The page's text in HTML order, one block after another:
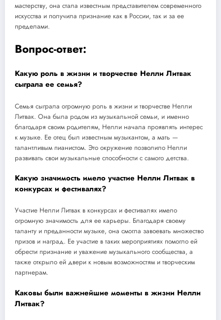
мастерству, она стала известным представителем современного
искусства и получила признание как в России, так и за ее
пределами.
Вопрос-ответ:
Какую роль в жизни и творчестве Нелли Литвак
сыграла ее семья?
Семья сыграла огромную роль в жизни и творчестве Нелли
Литвак. Она была родом из музыкальной семьи, и именно
благодаря своим родителям, Нелли начала проявлять интерес
к музыке. Ее отец был известным музыкантом, а мать —
талантливым пианистом. Это окружение позволило Нелли
развивать свои музыкальные способности с самого детства.
Какую значимость имело участие Нелли Литвак в
конкурсах и фестивалях?
Участие Нелли Литвак в конкурсах и фестивалях имело
огромную значимость для ее карьеры. Благодаря своему
таланту и преданности музыке, она смогла завоевать множество
призов и наград. Ее участие в таких мероприятиях помогло ей
обрести признание и уважение музыкального сообщества, а
также открыло ей двери к новым возможностям и творческим
партнерам.
Каковы были важнейшие моменты в жизни Нелли
Литвак?